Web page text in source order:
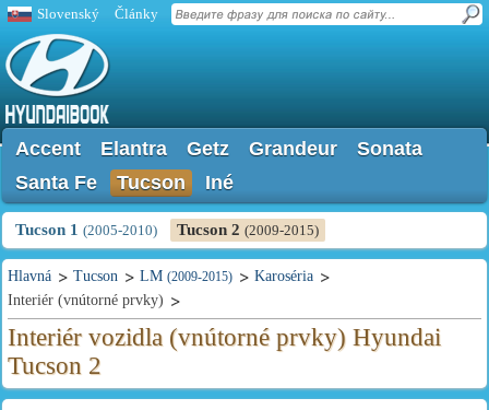
Slovenský Články
Accent Elantra Getz Grandeur
Sonata
Santa Fe
Tucson Iné
Tucson 1 (2005-2010) Tucson 2 (2009-2015)
Hlavná Tucson LM (2009-2015)
Karoséria
Interiér (vnútorné prvky)
Interiér vozidla (vnútorné prvky) Hyundai
Tucson 2